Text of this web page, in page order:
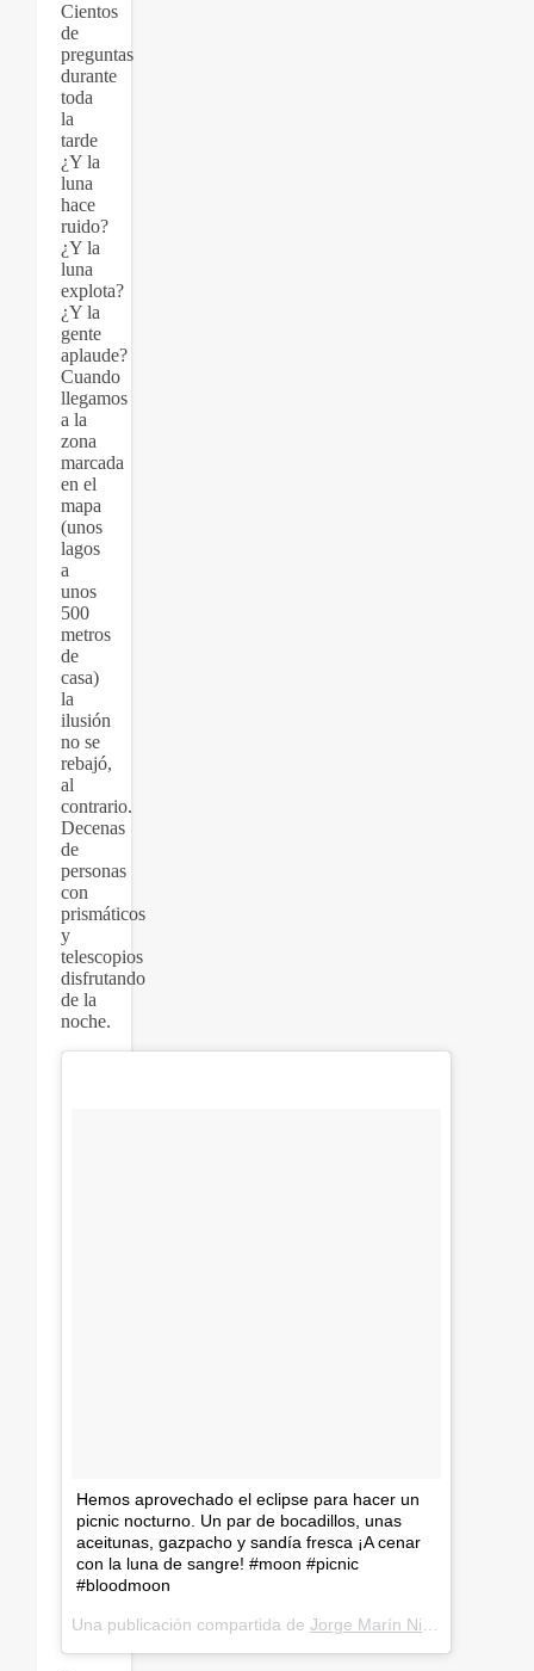
Cientos
de
preguntas
durante
toda
la
tarde
¿Y la
luna
hace
ruido?
¿Y la
luna
explota?
¿Y la
gente
aplaude?
Cuando
llegamos
a la
zona
marcada
en el
mapa
(unos
lagos
a
unos
500
metros
de
casa)
la
ilusión
no se
rebajó,
al
contrario.
Decenas
de
personas
con
prismáticos
y
telescopios
disfrutando
de la
noche.
Hemos aprovechado el eclipse para hacer un
picnic nocturno. Un par de bocadillos, unas
aceitunas, gazpacho y sandía fresca ¡A cenar
con la luna de sangre! #moon #picnic
#bloodmoon
Una publicación compartida de Jorge Marín Nieto